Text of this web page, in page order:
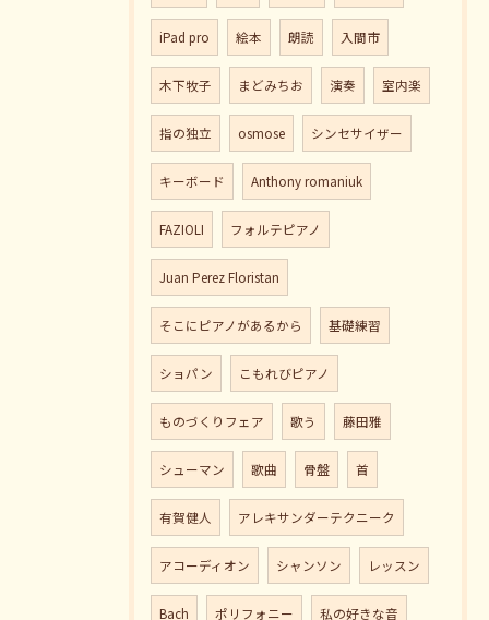
iPad pro 絵本 朗読 入間市
木下牧子 まどみちお 演奏 室内楽
指の独立 osmose シンセサイザー
キーボード Anthony romaniuk
FAZIOLI フォルテピアノ
Juan Perez Floristan
そこにピアノがあるから 基礎練習
ショパン こもれびピアノ
ものづくりフェア 歌う 藤田雅
シューマン 歌曲 骨盤 首
有賀健人 アレキサンダーテクニーク
アコーディオン シャンソン レッスン
Bach ポリフォニー 私の好きな音